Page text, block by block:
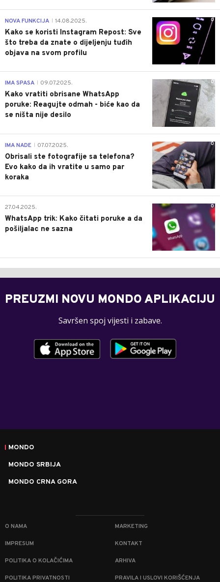
0
NOVA FUNKCIJA 14.08.2025.
Kako se koristi Instagram Repost: Sve
što treba da znate o dijeljenju tuđih
objava na svom profilu
0
IMA SPASA 09.07.2025.
Kako vratiti obrisane WhatsApp
poruke: Reagujte odmah - biće kao da
se ništa nije desilo
0
IMA NADE 07.07.2025.
Obrisali ste fotografije sa telefona?
Evo kako da ih vratite u samo par
koraka
0
27.04.2025.
WhatsApp trik: Kako čitati poruke a da
pošiljalac ne sazna
PREUZMI NOVU MONDO APLIKACIJU
Savršen spoj vijesti i zabave.
MONDO
MONDO SRBIJA
MONDO CRNA GORA
O NAMA MARKETING
IMPRESUM KONTAKT
POLITIKA O KOLAČIĆIMA ARHIVA
POLITIKA PRIVATNOSTI PRAVILA I USLOVI KORIŠĆENJA